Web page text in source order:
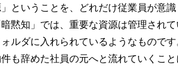
ということを、どれだけ従業員が意
黙知」では、重要な資源は管理され
ルダに入れられているようなもので
も辞めた社員の元へと流れていくこと